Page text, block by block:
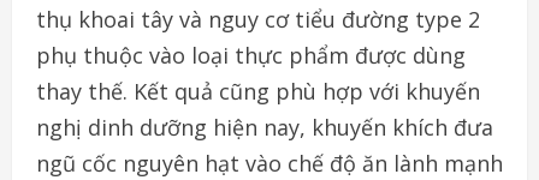
thụ khoai tây và nguy cơ tiểu đường type 2
phụ thuộc vào loại thực phẩm được dùng
thay thế. Kết quả cũng phù hợp với khuyến
nghị dinh dưỡng hiện nay, khuyến khích đưa
ngũ cốc nguyên hạt vào chế độ ăn lành mạnh